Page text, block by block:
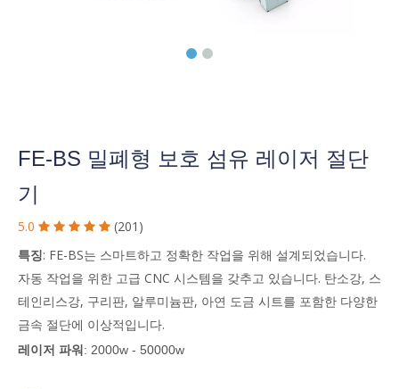
FE-BS 밀폐형 보호 섬유 레이저 절단
기
5.0      (201)
특징: FE-BS는 스마트하고 정확한 작업을 위해 설계되었습니다.
자동 작업을 위한 고급 CNC 시스템을 갖추고 있습니다. 탄소강, 스
테인리스강, 구리판, 알루미늄판, 아연 도금 시트를 포함한 다양한
금속 절단에 이상적입니다.
레이저 파워: 2000w - 50000w